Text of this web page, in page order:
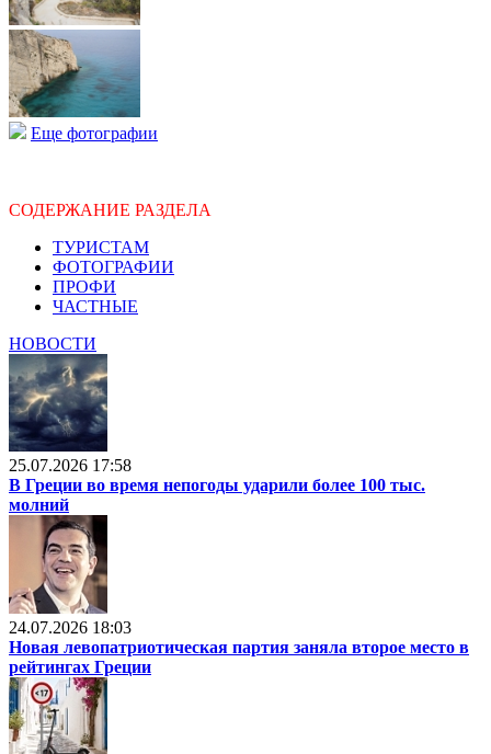
Еще фотографии
СОДЕРЖАНИЕ РАЗДЕЛА
ТУРИСТАМ
ФОТОГРАФИИ
ПРОФИ
ЧАСТНЫЕ
НОВОСТИ
25.07.2026 17:58
В Греции во время непогоды ударили более 100 тыс.
молний
24.07.2026 18:03
Новая левопатриотическая партия заняла второе место в
рейтингах Греции